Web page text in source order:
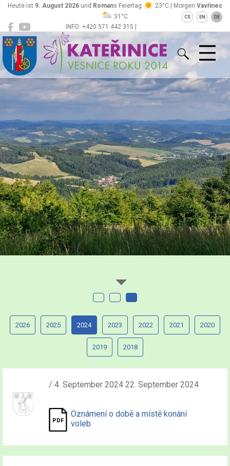
INFO: +420 571 442 315 |
ou@obeckaterinice.cz
Heute ist 9. August 2026 und Romans Feiertag 23°C | Morgen Vavřinec
31°C
CS EN DE
Kateřinice
2026 2025 2024 2023 2022 2021 2020
2019 2018
/ 4. September 2024 22. September 2024
Oznámení o době a místě konání
voleb